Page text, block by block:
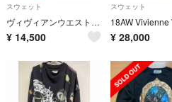
スウェット
ヴィヴィアンウエストウッド Vivienne Westwood
¥ 14,500
スウェット
¥ 28,000